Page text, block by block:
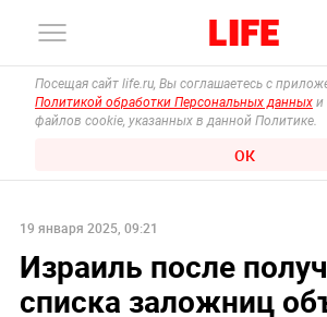
Посещая сайт life.ru, Вы соглашаетесь с
Политикой обработки Персональных данных и
файлов cookie, указанных в данной Политике.
ОК
19 января 2025, 09:21
Израиль после
списка заложниц